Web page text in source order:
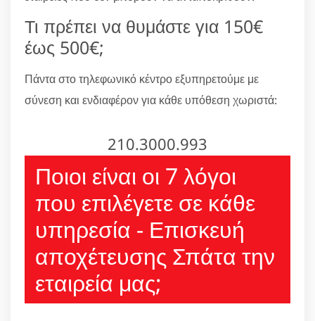
Τι πρέπει να θυμάστε για 150€
έως 500€;
Πάντα στο τηλεφωνικό κέντρο εξυπηρετούμε με
σύνεση και ενδιαφέρον για κάθε υπόθεση χωριστά:
210.3000.993
Ποιοι είναι οι 7 λόγοι
που επιλέγετε σε κάθε
υπηρεσία - Επισκευή
αποχέτευσης Σπάτα την
εταιρεία μας;